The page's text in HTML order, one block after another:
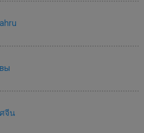
จีน